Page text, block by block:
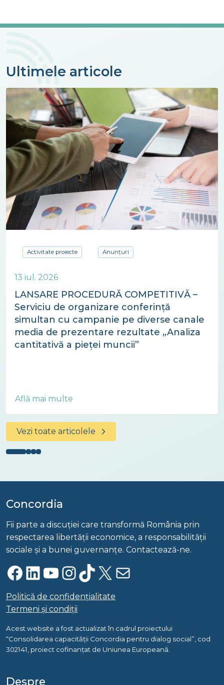
Ultimele articole
Activitate proiecte Anunțuri
13 iul. 2026
LANSARE PROCEDURĂ COMPETITIVĂ –
Serviciu de organizare conferință
simultan cu campanie pe diverse canale
media de prezentare rezultate „Analiza
cantitativă a pieței muncii”
Află mai multe
Vezi toate articolele
Concordia
Fii parte a discuției care transformă România prin
respectarea libertății economice, a responsabilității
sociale și a bunei guvernanțe. Contactează-ne.
Facebook LinkedIn YouTube InstagramTikTok X Mail
Politică de confidențialitate
Termeni și condiții
Acest website a fost actualizat în cadrul proiectului
“Consolidarea capacității Concordia pentru dialog social”, cod
302141, proiect cofinanțat de Uniunea Europeană.
Despre